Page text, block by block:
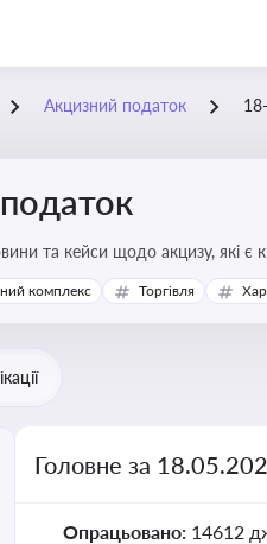
Акцизний податок
та кейси щодо акцизу, які є
з метою уникнення штрафів
комплекс Торгівля
Головне за
Опрацьовано: 14612